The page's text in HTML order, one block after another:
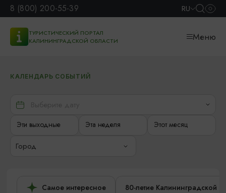
8 (800) 200-55-39 RU
ТУРИСТИЧЕСКИЙ ПОРТАЛ
КАЛИНИНГРАДСКОЙ ОБЛАСТИ
Меню
КАЛЕНДАРЬ СОБЫТИЙ
Эти выходные Эта неделя Этот месяц
Город
Самое интересное 80-летие Калининградской